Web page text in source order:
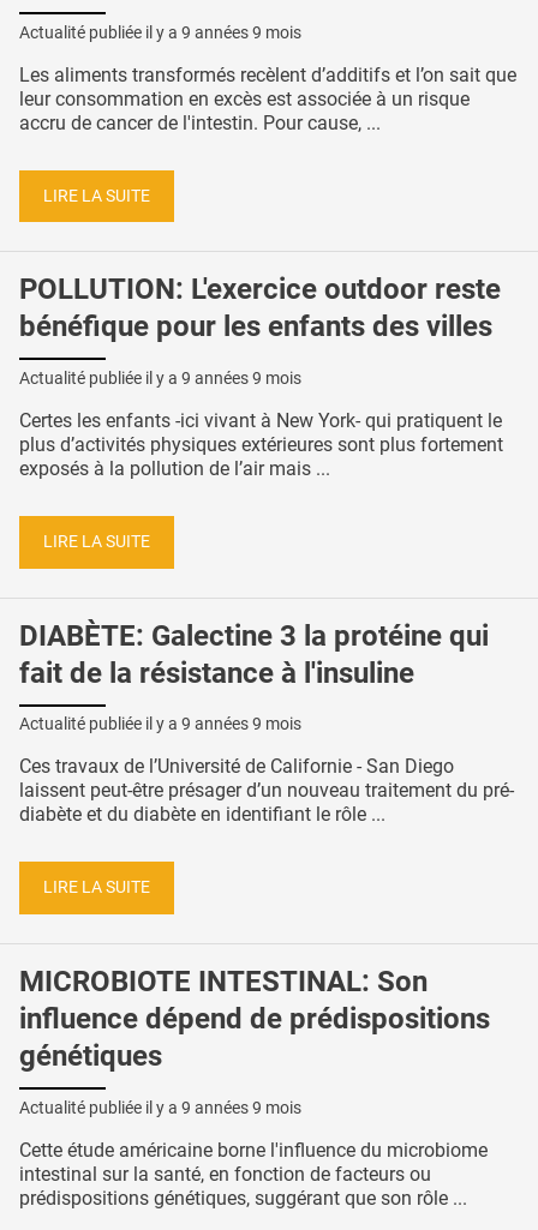
Actualité publiée il y a 9 années 9 mois
Les aliments transformés recèlent d’additifs et l’on sait que
leur consommation en excès est associée à un risque
accru de cancer de l'intestin. Pour cause, ...
LIRE LA SUITE
POLLUTION: L'exercice outdoor reste
bénéfique pour les enfants des villes
Actualité publiée il y a 9 années 9 mois
Certes les enfants -ici vivant à New York- qui pratiquent le
plus d’activités physiques extérieures sont plus fortement
exposés à la pollution de l’air mais ...
LIRE LA SUITE
DIABÈTE: Galectine 3 la protéine qui
fait de la résistance à l'insuline
Actualité publiée il y a 9 années 9 mois
Ces travaux de l’Université de Californie - San Diego
laissent peut-être présager d’un nouveau traitement du pré-
diabète et du diabète en identifiant le rôle ...
LIRE LA SUITE
MICROBIOTE INTESTINAL: Son
influence dépend de prédispositions
génétiques
Actualité publiée il y a 9 années 9 mois
Cette étude américaine borne l'influence du microbiome
intestinal sur la santé, en fonction de facteurs ou
prédispositions génétiques, suggérant que son rôle ...